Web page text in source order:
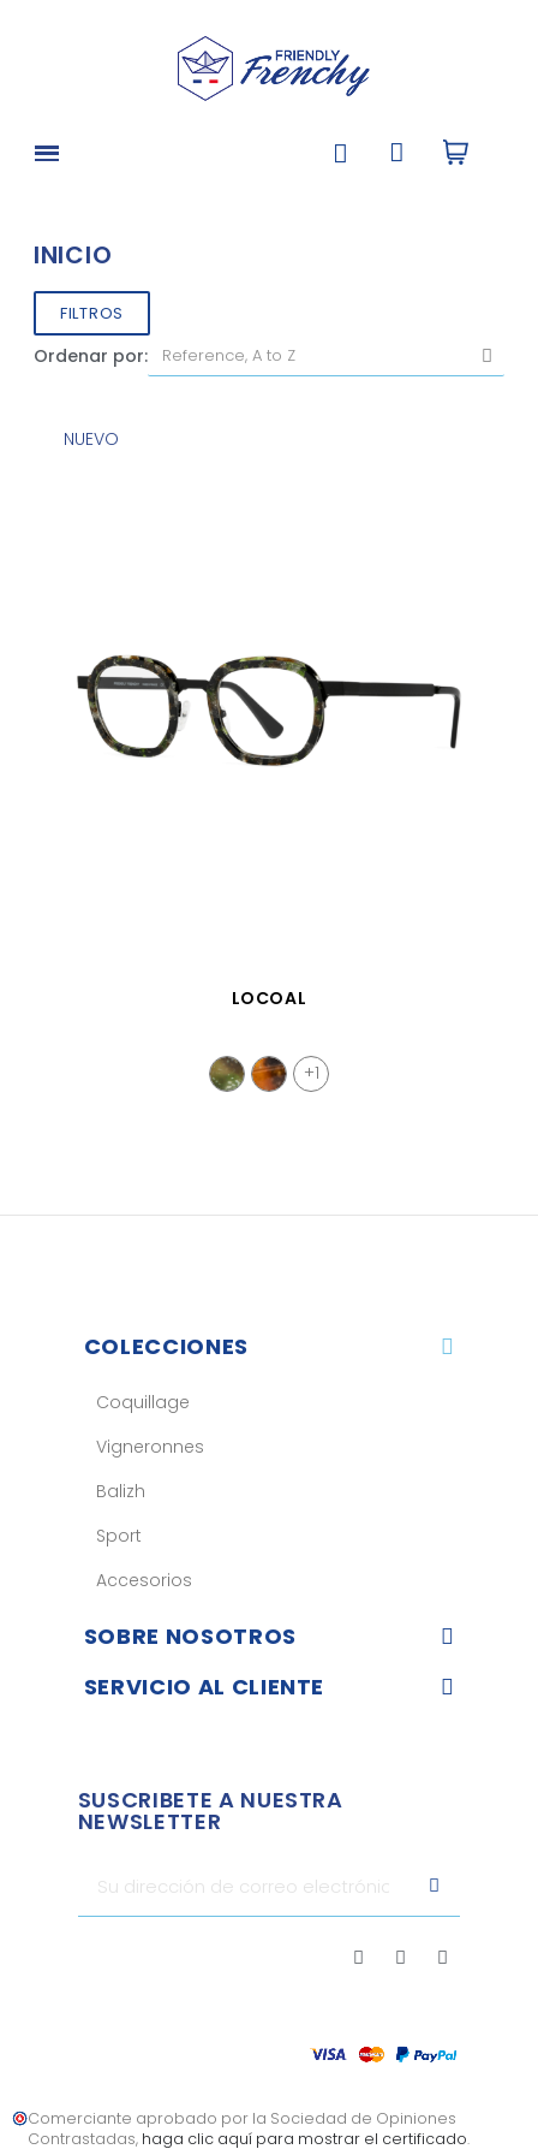
INICIO
FILTROS
Ordenar por:
VISTA RÁPIDA
NUEVO
LOCOAL
+1
COLECCIONES
Coquillage
Vigneronnes
Balizh
Sport
Accesorios
SOBRE NOSOTROS
SERVICIO AL CLIENTE
SUSCRIBETE A NUESTRA
NEWSLETTER
Comerciante aprobado por la Sociedad de Opiniones
Contrastadas, haga clic aquí para mostrar el certificado.